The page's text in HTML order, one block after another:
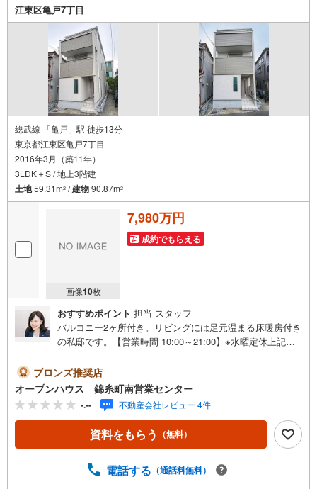
江東区亀戸7丁目
総武線 「亀戸」駅 徒歩13分
東京都江東区亀戸7丁目
2016年3月（築11年）
3LDK＋S / 地上3階建
土地59.31m2 /建物90.87m2
画像10枚
7,980万円
成約でもらえる
おすすめポイント 担当 スタッフ
バルコニー2ヶ所付き。リビングには足元温まる床暖房付き
の私邸です。【営業時間 10:00～21:00】※水曜定休上記時
ご連絡ください！現地を見学される場合は「室内・現地を
見学する（無料）」ボタンよりご希望の日時をご記入いた
だけますとスムーズにご案内が可能です。◎現地のご案内
について・平日や夜遅い時間帯もご案内が可能 ※定休日を
除く・経験豊富なスタッフが物件詳細を丁寧にご説明いた
します。・車でご自宅や最寄り駅等、ご指定の場所まで送
別FP相談会 無料物件のご紹介だけでなく住宅ローン・資
ブロンズ推奨店
オープンハウス 錦糸町南営業センター
-.-- 不動産会社レビュー 4件
資料をもらう （無料）
電話する （通話料無料）